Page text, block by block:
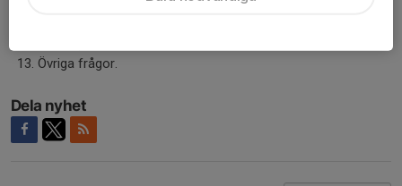
Övriga frågor.
Dela nyhet